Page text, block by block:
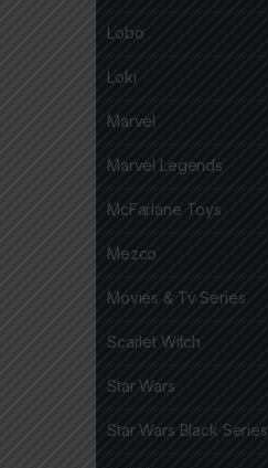
Lobo
Loki
Marvel
Marvel Legends
McFarlane Toys
Mezco
Movies & Tv Series
Scarlet Witch
Star Wars
Star Wars Black Series